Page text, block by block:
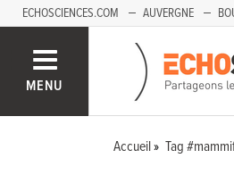
ECHOSCIENCES.COM AUVERGNE
SAVOIE MONT-BLANC
MENU
Accueil Tag